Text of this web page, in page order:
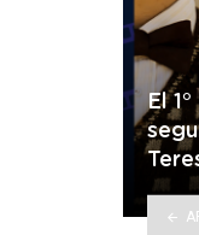
El